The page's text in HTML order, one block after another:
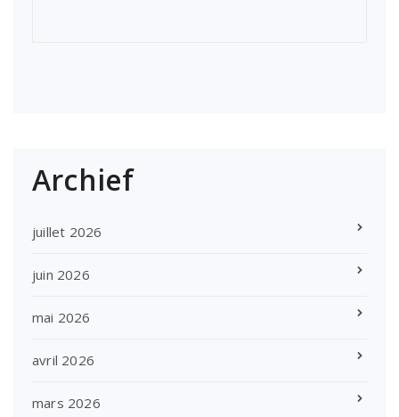
Archief
juillet 2026
juin 2026
mai 2026
avril 2026
mars 2026